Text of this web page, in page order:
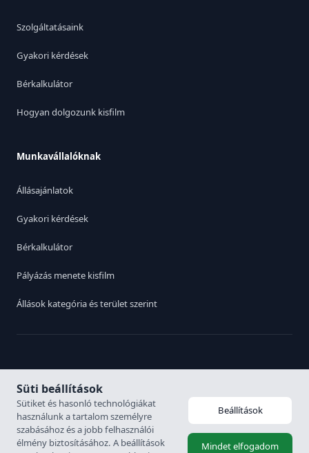
Szolgáltatásaink
Gyakori kérdések
Bérkalkulátor
Hogyan dolgozunk kisfilm
Munkavállalóknak
Állásajánlatok
Gyakori kérdések
Bérkalkulátor
Pályázás menete kisfilm
Állások kategória és terület szerint
Switch to English | Adatvédelmi irányelvek
© 2026. Karrier Hungária Kft. Minden jog fenntartva. Munkaerő
közvetítési engedély: 6926-4/2007-5100-478
Süti beállítások
Sütiket és hasonló technológiákat
használunk a tartalom személyre
szabásához és a jobb felhasználói
élmény biztosításához. A beállítások
Beállítások
Mindet elfogadom